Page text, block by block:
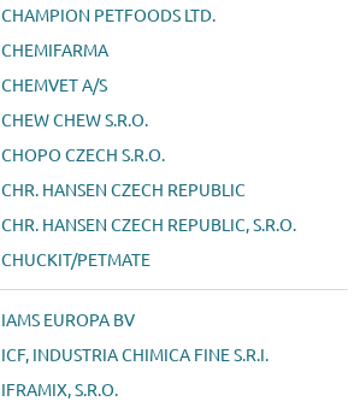
CHAMPION PETFOODS LTD.
CHEMIFARMA
CHEMVET A/S
CHEW CHEW S.R.O.
CHOPO CZECH S.R.O.
CHR. HANSEN CZECH REPUBLIC
CHR. HANSEN CZECH REPUBLIC, S.R.O.
CHUCKIT/PETMATE
IAMS EUROPA BV
ICF, INDUSTRIA CHIMICA FINE S.R.I.
IFRAMIX, S.R.O.